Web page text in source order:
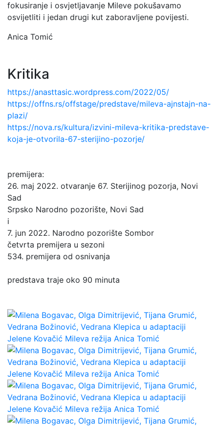
fokusiranje i osvjetljavanje Mileve pokušavamo
osvijetliti i jedan drugi kut zaboravljene povijesti.
Anica Tomić
Kritika
https://anasttasic.wordpress.com/2022/05/
https://offns.rs/offstage/predstave/mileva-ajnstajn-na-
plazi/
https://nova.rs/kultura/izvini-mileva-kritika-predstave-
koja-je-otvorila-67-sterijino-pozorje/
premijera:
26. maj 2022. otvаranje 67. Sterijinog pozorja, Novi
Sad
Srpsko Narodno pozorište, Novi Sad
i
7. jun 2022. Narodno pozorište Sombor
četvrta premijera u sezoni
534. premijera od osnivanja
predstava traje oko 90 minuta